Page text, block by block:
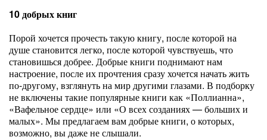
10 добрых книг
Порой хочется прочесть такую книгу, после которой на
душе становится легко, после которой чувствуешь, что
становишься добрее. Добрые книги поднимают нам
настроение, после их прочтения сразу хочется начать жить
по-другому, взглянуть на мир другими глазами. В подборку
не включены такие популярные книги как «Поллианна»,
«Вафельное сердце» или «О всех созданиях — больших и
малых». Мы предлагаем вам добрые книги, о которых,
возможно, вы даже не слышали.